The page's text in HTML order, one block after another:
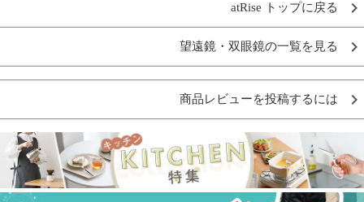
atRise トップに戻る
望遠鏡・双眼鏡の一覧を見る
商品レビューを投稿するには